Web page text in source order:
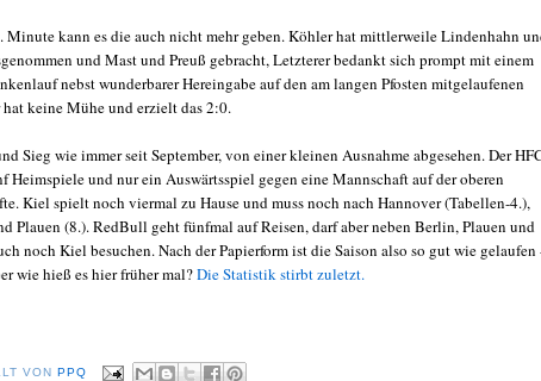
Minute kann es die auch nicht mehr geben. Köhler hat mittlerweile Lindenhahn
und Mast und Preuß gebracht, Letzterer bedankt sich prompt mit einem
nebst wunderbarer Hereingabe auf den am langen Pfosten mitgelaufenen
hat keine Mühe und erzielt das 2:0.
Sieg wie immer seit September, von einer kleinen Ausnahme abgesehen. Der
Heimspiele und nur ein Auswärtsspiel gegen eine Mannschaft auf der oberen
Kiel spielt noch viermal zu Hause und muss noch nach Hannover (Tabellen-4.),
Plauen (8.). RedBull geht fünfmal auf Reisen, darf aber neben Berlin, Plauen und
noch Kiel besuchen. Nach der Papierform ist die Saison also so gut wie gelaufen
wie hieß es hier früher mal?Die Statistik stirbt zuletzt.
VON PPQ